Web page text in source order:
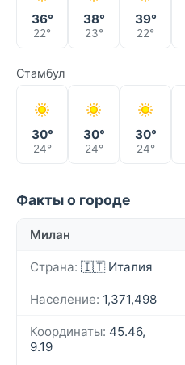
36°
22°
38°
23°
39°
22°
Стамбул
30°
24°
30°
24°
30°
24°
Факты о городе
Милан
Страна: 🇮🇹 Италия
Население: 1,371,498
Координаты: 45.46,
9.19